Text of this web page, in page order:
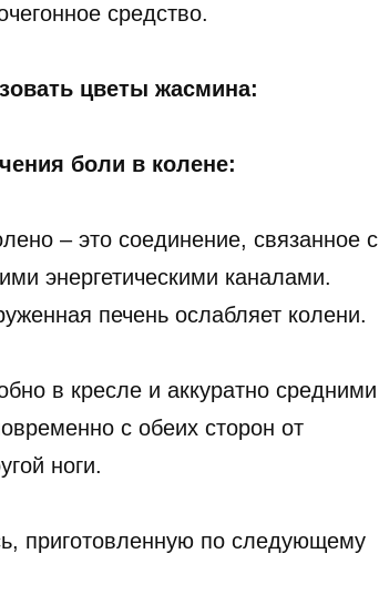
средство.
цветы жасмина:
боли в колене:
– это соединение, связанное с
энергетическими каналами.
печень ослабляет колени.
в кресле и аккуратно средними
с обеих сторон от
ноги.
приготовленную по следующему